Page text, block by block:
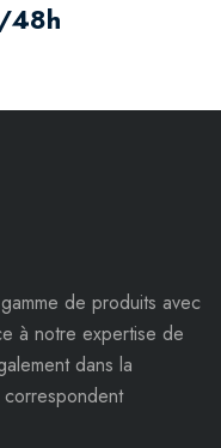
48h
de produits avec
à notre expertise de
dans la